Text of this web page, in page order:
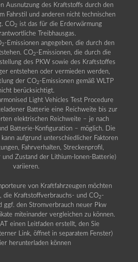
Ausnutzung des Kraftstoffs durch den
Fahrstil und anderen nicht technischen
CO2 ist das für die Erderwärmung
Treibhausgas.
2 -Emissionen angegeben, die durch den
CO2 -Emissionen, die durch die
des PKW sowie des Kraftstoffes
entstehen oder vermieden werden,
der CO2 -Emissionen gemäß WLTP
berücksichtigt.
Light Vehicles Test Procedure
Batterie eine Reichweite bis zur
elektrischen Reichweite – je nach
Batterie-Konfiguration – möglich. Die
aufgrund unterschiedlicher Faktoren
Fahrverhalten, Streckenprofil,
und Zustand der Lithium-Ionen-Batterie)
variieren.
von Kraftfahrzeugen möchten
die Kraftstoffverbrauchs- und CO2 -
ggf. den Stromverbrauch neuer Pkw
miteinander vergleichen zu können.
einen Leitfaden erstellt, den Sie
Link, öffnet in separatem Fenster)
herunterladen können